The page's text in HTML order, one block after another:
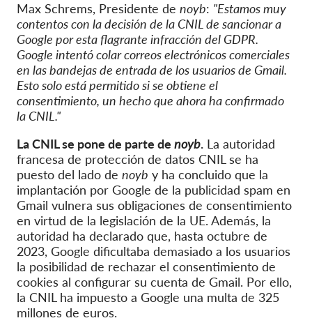
Max Schrems, Presidente de noyb: "Estamos muy
contentos con la decisión de la CNIL de sancionar a
Google por esta flagrante infracción del GDPR.
Google intentó colar correos electrónicos comerciales
en las bandejas de entrada de los usuarios de Gmail.
Esto solo está permitido si se obtiene el
consentimiento, un hecho que ahora ha confirmado
la CNIL."
La CNIL se pone de parte de noyb. La autoridad
francesa de protección de datos CNIL se ha
puesto del lado de noyb y ha concluido que la
implantación por Google de la publicidad spam en
Gmail vulnera sus obligaciones de consentimiento
en virtud de la legislación de la UE. Además, la
autoridad ha declarado que, hasta octubre de
2023, Google dificultaba demasiado a los usuarios
la posibilidad de rechazar el consentimiento de
cookies al configurar su cuenta de Gmail. Por ello,
la CNIL ha impuesto a Google una multa de 325
millones de euros.